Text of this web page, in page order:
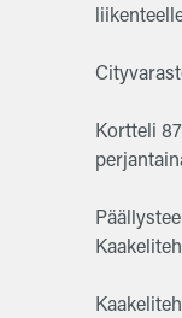
Kortteli